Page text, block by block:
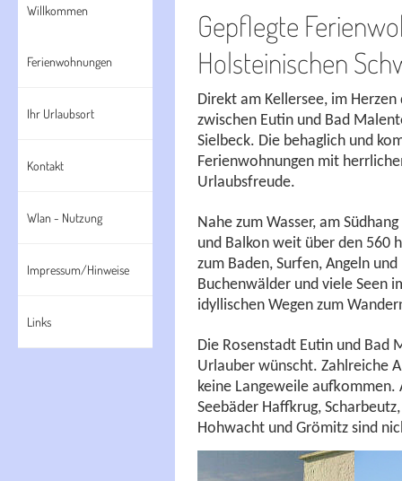
Willkommen
Ferienwohnungen
Ihr Urlaubsort
Kontakt
Wlan - Nutzung
Impressum/Hinweise
Links
Gepflegte
Holsteinischen
Direkt am Kellersee, im
zwischen Eutin und Bad
Sielbeck. Die behaglich und
Ferienwohnungen mit
Urlaubsfreude.
Nahe zum Wasser, am
und Balkon weit über den 560
zum Baden, Surfen, Angeln
Buchenwälder und viele Seen
idyllischen Wegen zum
Die Rosenstadt Eutin und Bad
Urlauber wünscht. Zahlreiche
keine Langeweile aufkommen.
Seebäder Haffkrug,
Hohwacht und Grömitz sind